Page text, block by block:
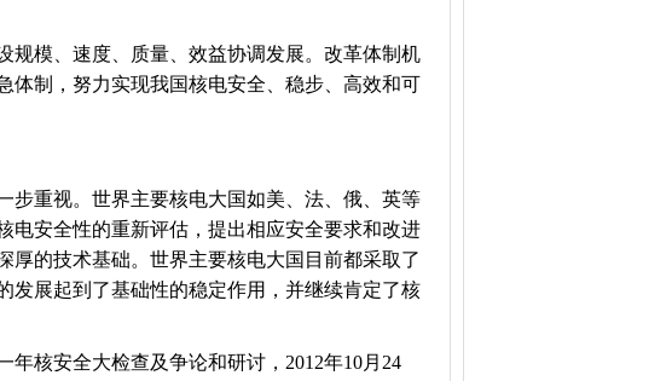
模、速度、质量、效益协调发展。改革体制机
体制，努力实现我国核电安全、稳步、高效和可
重视。世界主要核电大国如美、法、俄、英等
电安全性的重新评估，提出相应安全要求和改进
厚的技术基础。世界主要核电大国目前都采取了
发展起到了基础性的稳定作用，并继续肯定了核
核安全大检查及争论和研讨，2012年10月24